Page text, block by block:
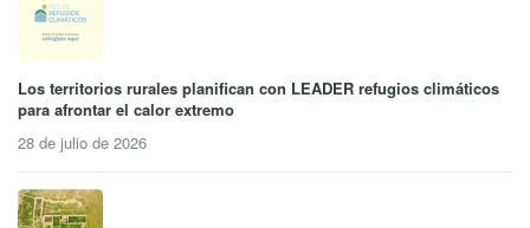
Los territorios rurales planifican con LEADER refugios climáticos
para afrontar el calor extremo
28 de julio de 2026